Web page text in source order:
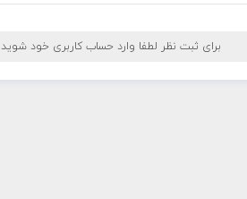
برای ثبت نظر لطفا وارد حساب کاربری خود شوید